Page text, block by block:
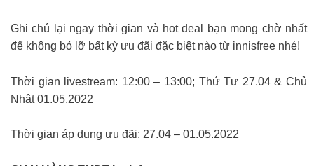
Ghi chú lại ngay thời gian và hot deal bạn mong chờ nhất
để không bỏ lỡ bất kỳ ưu đãi đặc biệt nào từ innisfree nhé!
Thời gian livestream: 12:00 – 13:00; Thứ Tư 27.04 & Chủ
Nhật 01.05.2022
Thời gian áp dụng ưu đãi: 27.04 – 01.05.2022